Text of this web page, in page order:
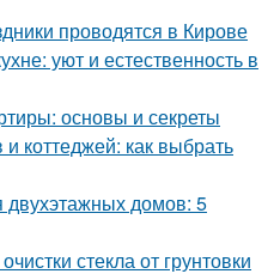
проводятся в Кирове
уют и естественность в
основы и секреты
коттеджей: как выбрать
домов: 5
стекла от грунтовки